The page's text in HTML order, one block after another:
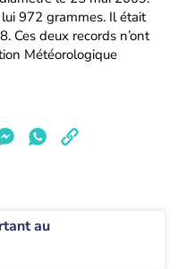
972 grammes. Il était
Ces deux records n’ont
Météorologique
au